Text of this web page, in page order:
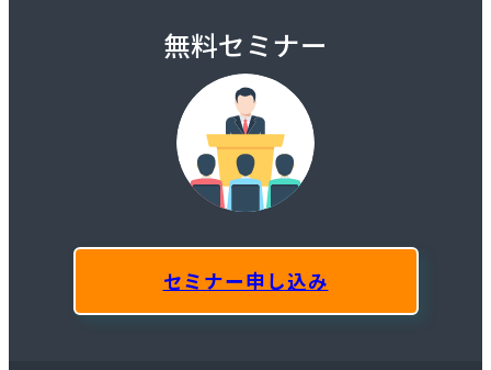
無料セミナー
セミナー申し込み